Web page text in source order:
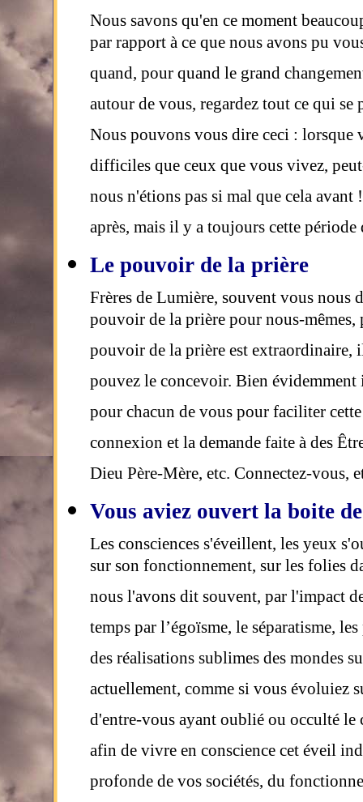
Nous savons qu'en ce moment
par rapport à ce que nous avons pu
quand, pour quand le grand
autour de vous, regardez tout ce qui
Nous pouvons vous dire ceci : lorsque
difficiles que ceux que vous vivez,
nous n'étions pas si mal que cela
après, mais il y a toujours cette
Le pouvoir de la prière
Frères de Lumière, souvent vous nous
pouvoir de la prière pour nous-
pouvoir de la prière est extraordinaire,
pouvez le concevoir. Bien
pour chacun de vous pour faciliter
connexion et la demande faite à des
Dieu Père-Mère, etc. Connectez-vous,
Vous aviez ouvert la boite
Les consciences s'éveillent, les yeux
sur son fonctionnement, sur les folies
nous l'avons dit souvent, par l'impact
temps par l’égoïsme, le séparatisme,
des réalisations sublimes des mondes
actuellement, comme si vous évoluiez
d'entre-vous ayant oublié ou occulté
afin de vivre en conscience cet éveil
profonde de vos sociétés, du